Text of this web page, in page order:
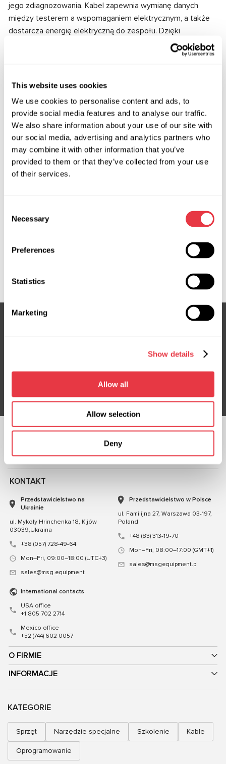
This website uses cookies
We use cookies to personalise content and ads, to
provide social media features and to analyse our traffic.
We also share information about your use of our site with
our social media, advertising and analytics partners who
may combine it with other information that you’ve
provided to them or that they’ve collected from your use
of their services.
Selection
Necessary
Preferences
Statistics
Marketing
Show details
Allow all
Allow selection
Deny
jego zdiagnozowania. Kabel zapewnia wymianę danych
między testerem a wspomaganiem elektrycznym, a także
dostarcza energię elektryczną do zespołu. Dzięki
dopasowaniu złączy kablowych i wspomagania
elektrycznego zapewnione jest szybkie i niezawodne
Producent:MSG Equipment
Zapytaj o cenę
OEM
68230030AC, 68230030AD, 68242957AH, 68242959AE,
68242959AH, 68256617AA, 68419897AB, 68453597AA,
ATGE41262RB, DG102, DG102R, DG402NLA0R, DG9102R,
Nie przegap ekskluzywnych ofert i rabatów
CZATUJ Z NAMI
O FIRMIE
INFORMACJE
KONTAKT
Przedstawicielstwo na
Ukrainie
ul. Mykoly Hrinchenka 18, Kijów
03039,Ukraina
+38 (057) 728-49-64
Mon–Fri, 09:00–18:00 (UTC+3)
sales@msg.equipment
Przedstawicielstwo w Polsce
ul. Familijna 27, Warszawa 03-197,
Poland
+48 (83) 313-19-70
Mon–Fri, 08:00–17:00 (GMT+1)
sales@msgequipment.pl
International contacts
USA office
+1 805 702 2714
Mexico office
+52 (744) 602 0057
KATEGORIE
Sprzęt Narzędzie specjalne Szkolenie Kable
Oprogramowanie